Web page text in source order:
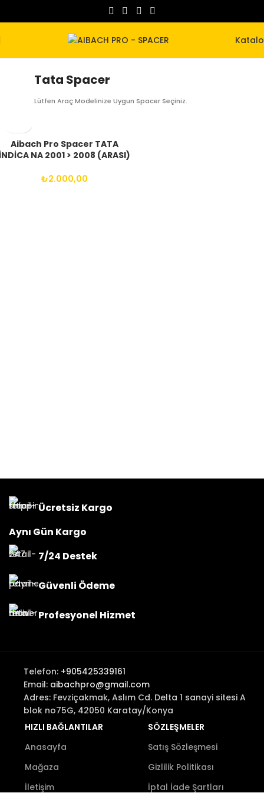
Tata Spacer
Lütfen Araç Modelinize Uygun Spacer Seçiniz.
Aibach Pro Spacer TATA
NA 2001 > 2008 (ARASI)
₺2.000,00
Ücretsiz Kargo
Aynı Gün Kargo
7/24 Destek
Güvenli Ödeme
Profesyonel Hizmet
Telefon: +905425339161
Email: aibachpro@gmail.com
Adres: Fevziçakmak, Aslım Cd. Delta 1 sanayi sitesi A
blok no75G, 42050 Karatay/Konya
HIZLI BAĞLANTILAR
Anasayfa
Mağaza
İletişim
SÖZLEŞMELER
Satış Sözleşmesi
Gizlilik Politikası
İptal İade Şartları